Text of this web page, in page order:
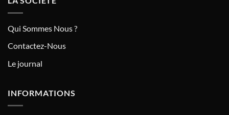
Qui Sommes Nous ?
Contactez-Nous
Le journal
INFORMATIONS